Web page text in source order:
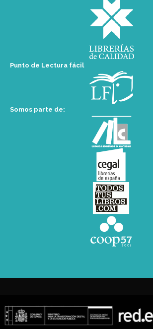
Punto de Lectura fácil
Somos parte de: